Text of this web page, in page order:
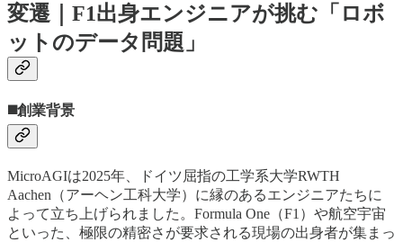
変遷｜F1出身エンジニアが挑む「ロボ
ットのデータ問題」
◼️創業背景
MicroAGIは2025年、ドイツ屈指の工学系大学RWTH
Aachen（アーヘン工科大学）に縁のあるエンジニアたちに
よって立ち上げられました。Formula One（F1）や航空宇宙
といった、極限の精密さが要求される現場の出身者が集まっ